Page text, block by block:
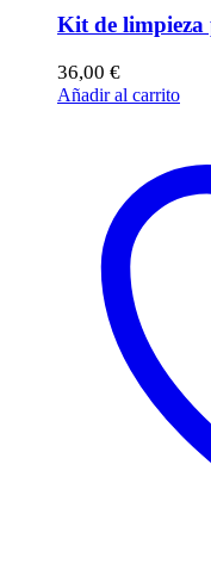
Kit de limpieza
36,00 €
Añadir al carrito